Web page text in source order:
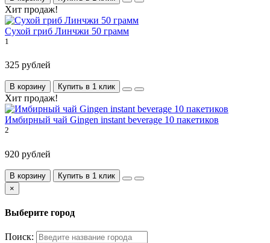
Хит продаж!
Сухой гриб Линчжи 50 грамм
1
325 рублей
В корзину Купить в 1 клик
Хит продаж!
Имбирный чай Gingen instant beverage 10 пакетиков
2
920 рублей
В корзину
Купить в 1 клик
×
Выберите город
Поиск: